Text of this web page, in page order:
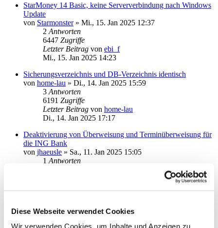
Diese Webseite verwendet Cookies
Wir verwenden Cookies, um Inhalte und Anzeigen zu
StarMoney 14 Basic, keine Serververbindung nach Windows
Update
von Starmonster» Mi., 15. Jan 2025 12:37
2 Antworten
6447 Zugriffe
Letzter Beitrag von ebi_f
Mi., 15. Jan 2025 14:23
Sicherungsverzeichnis und DB-Verzeichnis identisch
von home-lau » Di., 14. Jan 2025 15:59
3 Antworten
6191 Zugriffe
Letzter Beitrag von home-lau
Di., 14. Jan 2025 17:17
Deaktivierung von Überweisung und Terminüberweisung für
die ING Bank
von jhaeusle » Sa., 11. Jan 2025 15:05
1 Antworten
vonRB.»Di., 07. Jan 2025 14:47